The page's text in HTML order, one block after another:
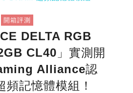
開箱評測
DELTA RGB
CL40」實測開
Alliance認
記憶體模組！